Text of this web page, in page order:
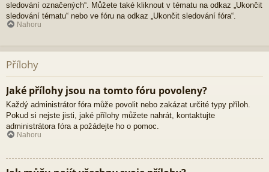
sledování označených“. Můžete také kliknout v tématu na odkaz „Ukončit
sledování tématu“ nebo ve fóru na odkaz „Ukončit sledování fóra“.
Nahoru
Přílohy
Jaké přílohy jsou na tomto fóru povoleny?
Každý administrátor fóra může povolit nebo zakázat určité typy příloh.
Pokud si nejste jisti, jaké přílohy můžete nahrát, kontaktujte
administrátora fóra a požádejte ho o pomoc.
Nahoru